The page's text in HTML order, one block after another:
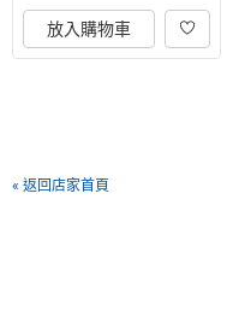
放入購物車
« 返回店家首頁